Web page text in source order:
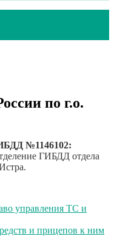
по г.о.
№1146102:
ГИБДД отдела
управления ТС и
и прицепов к ним